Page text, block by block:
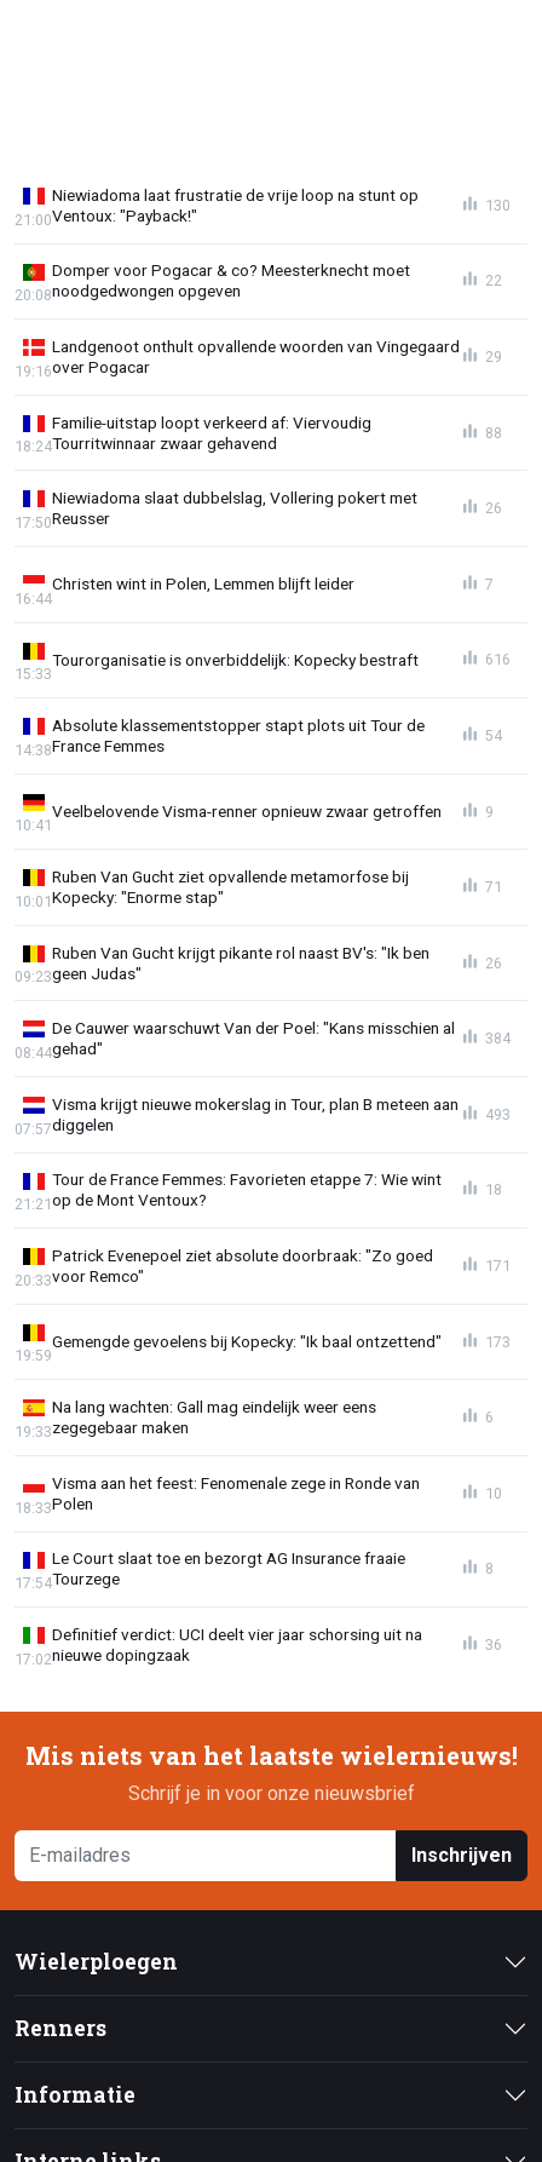
Niewiadoma laat frustratie de vrije loop na stunt op
Ventoux: "Payback!"
21:00
130
Domper voor Pogacar & co? Meesterknecht moet
noodgedwongen opgeven
20:08
22
Landgenoot onthult opvallende woorden van Vingegaard
over Pogacar
19:16
29
Familie-uitstap loopt verkeerd af: Viervoudig
Tourritwinnaar zwaar gehavend
18:24
88
Niewiadoma slaat dubbelslag, Vollering pokert met
Reusser
17:50
26
Christen wint in Polen, Lemmen blijft leider
16:44
7
Tourorganisatie is onverbiddelijk: Kopecky bestraft
15:33
616
Absolute klassementstopper stapt plots uit Tour de
France Femmes
14:38
54
Veelbelovende Visma-renner opnieuw zwaar getroffen
10:41
9
Ruben Van Gucht ziet opvallende metamorfose bij
Kopecky: "Enorme stap"
10:01
71
Ruben Van Gucht krijgt pikante rol naast BV's: "Ik ben
geen Judas"
09:23
26
De Cauwer waarschuwt Van der Poel: "Kans misschien al
gehad"
08:44
384
Visma krijgt nieuwe mokerslag in Tour, plan B meteen aan
diggelen
07:57
493
Tour de France Femmes: Favorieten etappe 7: Wie wint
op de Mont Ventoux?
21:21
18
Patrick Evenepoel ziet absolute doorbraak: "Zo goed
voor Remco"
20:33
171
Gemengde gevoelens bij Kopecky: "Ik baal ontzettend"
19:59
173
Na lang wachten: Gall mag eindelijk weer eens
zegegebaar maken
19:33
6
Visma aan het feest: Fenomenale zege in Ronde van
Polen
18:33
10
Le Court slaat toe en bezorgt AG Insurance fraaie
Tourzege
17:54
8
Definitief verdict: UCI deelt vier jaar schorsing uit na
nieuwe dopingzaak
17:02
36
Mis niets van het laatste wielernieuws!
Schrijf je in voor onze nieuwsbrief
Inschrijven
Wielerploegen
Renners
Informatie